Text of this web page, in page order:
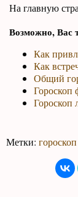
На главную
Возможно, Вас
Как
Как
Общий
Гороскоп
Гороскоп
Метки:гороскоп